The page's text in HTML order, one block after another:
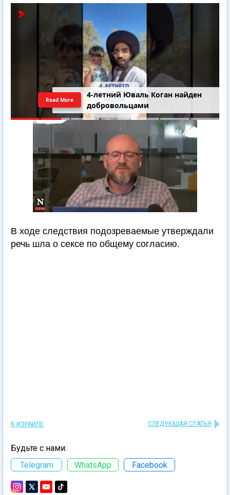
4-летний Юваль Коган найден
добровольцами
Read More
В ходе следствия подозреваемые утверждали
речь шла о сексе по общему согласию.
В ИЗРАИЛЕ СЛЕДУЮЩАЯ СТАТЬЯ
Будьте с нами:
Telegram
WhatsApp Facebook